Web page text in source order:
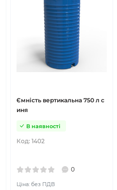
Ємність вертикальна 750 л с
иня
Код: 1402
В наявності
0
Ціна: без ПДВ